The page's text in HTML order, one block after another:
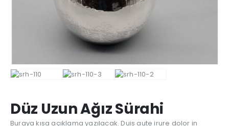
Düz Uzun Ağız Sürahi
Buraya kısa açıklama yazılacak. Duis aute irure dolor in